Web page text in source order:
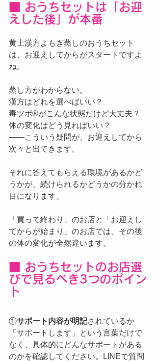
■ おうちセットは「お迎
えした後」が本番
黄土漢方よもぎ蒸しのおうちセット
は、お迎えしてからがスタートですよ
ね。
蒸し方がわからない。
漢方はどれを選べばいい？
毒ツボ®️がこんな状態だけど大丈夫？
体の変化はどう見ればいい？
——こういう疑問が、お迎えしてから
次々と出てきます。
それに答えてもらえる環境があるかど
うかが、続けられるかどうかの分かれ
目になります。
「買って終わり」のお店と「お迎えし
てからが始まり」のお店では、その後
の体の変化が全然違います。
■ おうちセットのお店選
びで見るべき3つのポイン
ト
①サポート内容が明記されているか
「サポートします」という言葉だけで
なく、具体的にどんなサポートがある
のかを確認してください。LINEで質問